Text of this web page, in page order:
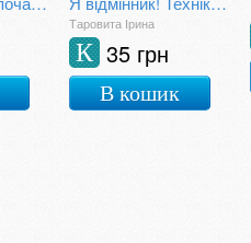
Таровита Ірина
35 грн
К
В кошик